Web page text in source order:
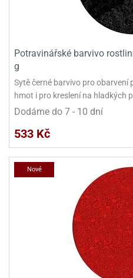
Potravinářské barvivo
g
Sytě černé barvivo pro
hmot i pro kreslení na hladkých
Dodáme do 7 - 10 dní
533 Kč
Nové